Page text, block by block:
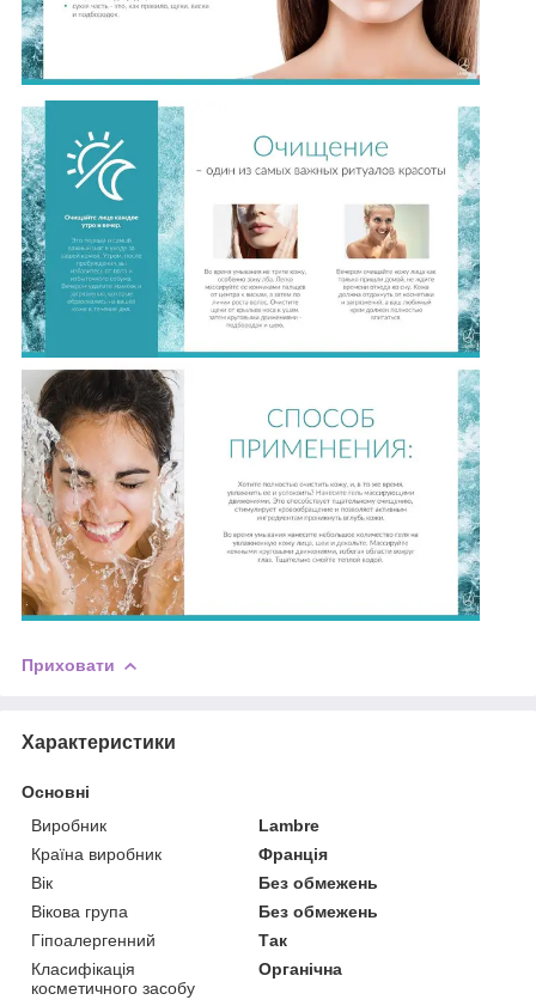
Приховати
Характеристики
Основні
Виробник
Lambre
Країна виробник
Франція
Вік
Без обмежень
Вікова група
Без обмежень
Гіпоалергенний
Так
Класифікація
косметичного засобу
Органічна